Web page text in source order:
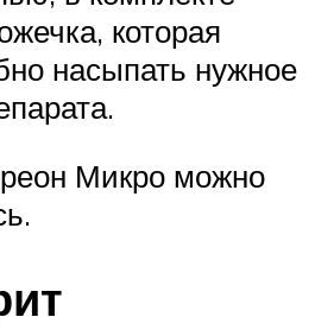
которая
насыпать нужное
Микро можно